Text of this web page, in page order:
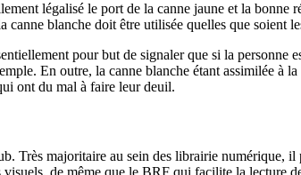
légalisé le port de la canne jaune et la bonne
blanche doit être utilisée quelles que soient
pour but de signaler que si la personne
En outre, la canne blanche étant assimilée à
ont du mal à faire leur deuil.
Très majoritaire au sein des librairie numérique,
de même que le BRF qui facilite la lecture